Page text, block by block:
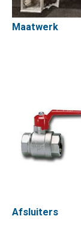
Maatwerk
Afsluiters